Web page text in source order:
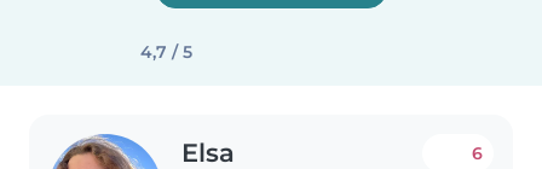
4,7 / 5
Elsa 6